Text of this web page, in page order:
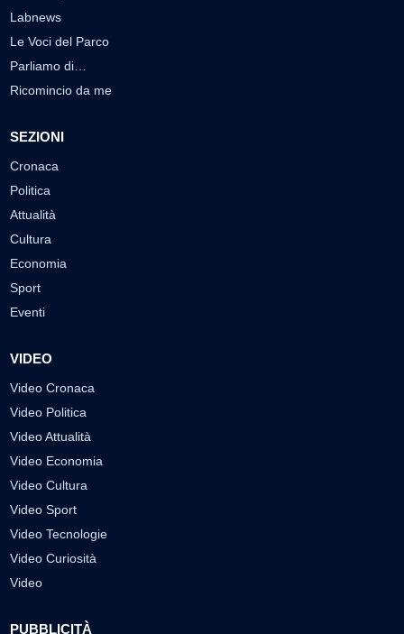
Labnews
Le Voci del Parco
Parliamo di…
Ricomincio da me
SEZIONI
Cronaca
Politica
Attualità
Cultura
Economia
Sport
Eventi
VIDEO
Video Cronaca
Video Politica
Video Attualità
Video Economia
Video Cultura
Video Sport
Video Tecnologie
Video Curiosità
Video
PUBBLICITÀ